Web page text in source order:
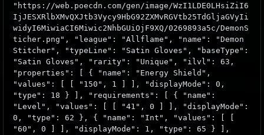
"https://web.poecdn.com/gen/image/WzI1LDE0LHsiZiI6
IjJESXRlbXMvQXJtb3Vycy9HbG92ZXMvRGVtb25TdGljaGVyIi
widyI6MiwiaCI6Miwic2NhbGUiOjF9XQ/0269893a5c/DemonS
ticher.png", "league": "Allflame", "name": "Demon
Stitcher", "typeLine": "Satin Gloves", "baseType":
"Satin Gloves", "rarity": "Unique", "ilvl": 63,
"properties": [ { "name": "Energy Shield",
"values": [ [ "150", 1 ] ], "displayMode": 0,
"type": 18 } ], "requirements": [ { "name":
"Level", "values": [ [ "41", 0 ] ], "displayMode":
0, "type": 62 }, { "name": "Int", "values": [ [
"60", 0 ] ], "displayMode": 1, "type": 65 } ],